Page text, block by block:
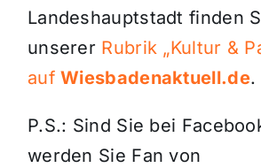
Landeshauptstadt finden
unserer Rubrik „Kultur &
aufWiesbadenaktuell.de.
P.S.: Sind Sie bei
werden Sie Fan von